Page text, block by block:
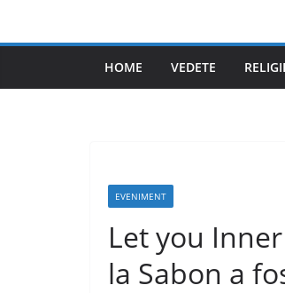
HOME VEDETE
EVENIMENT
Let you
la Sabon a